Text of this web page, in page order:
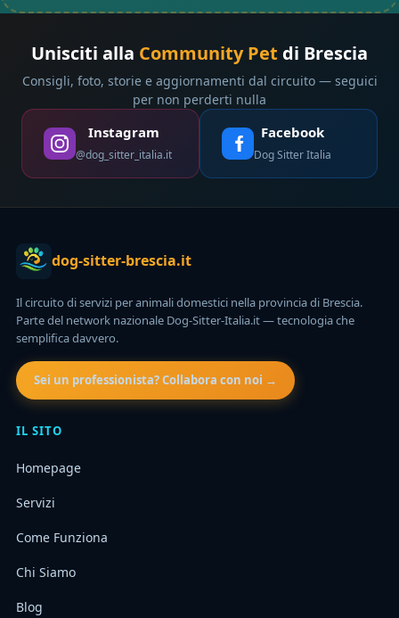
Unisciti alla Community Pet di Brescia
Consigli, foto, storie e aggiornamenti dal circuito — seguici
per non perderti nulla
Instagram
@dog_sitter_italia.it
Facebook
Dog Sitter Italia
dog-sitter-brescia.it
Il circuito di servizi per animali domestici nella provincia di Brescia.
Parte del network nazionale Dog-Sitter-Italia.it — tecnologia che
semplifica davvero.
Sei un professionista? Collabora con noi →
IL SITO
Homepage
Servizi
Come Funziona
Chi Siamo
Blog